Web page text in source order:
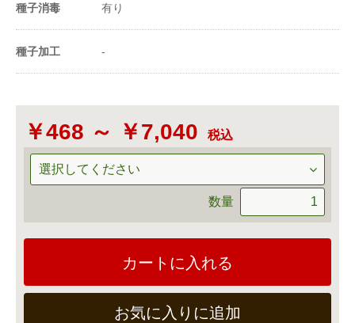
種子消毒 有り
種子加工 -
￥468 ～ ￥7,040 税込
数量
カートに入れる
お気に入りに追加